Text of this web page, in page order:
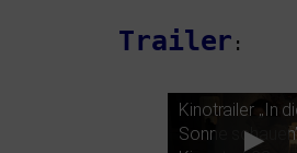
Trailer :
Kinotrailer „In
Sonne